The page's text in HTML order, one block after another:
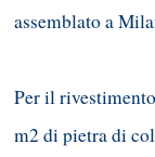
assemblato a
Per il
m2 di pietra di